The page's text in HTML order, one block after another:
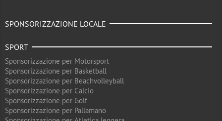
SPONSORIZZAZIONE LOCALE
SPORT
Sponsorizzazione per Motorsport
Sponsorizzazione per Basketball
Sponsorizzazione per Beachvolleyball
Sponsorizzazione per Calcio
Sponsorizzazione per Golf
Sponsorizzazione per Pallamano